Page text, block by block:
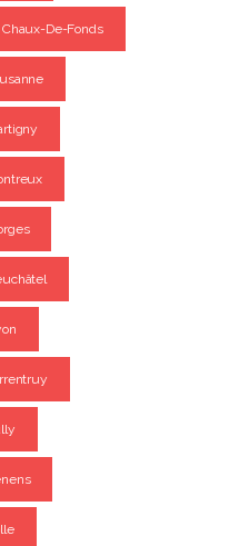
De-Fonds